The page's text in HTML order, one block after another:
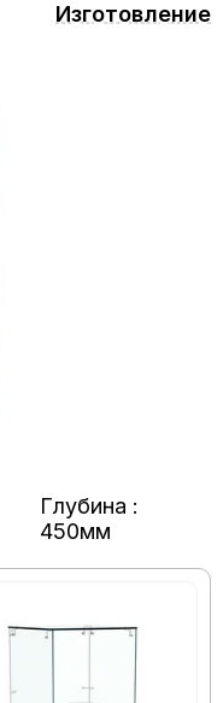
Изготовление
Глубина :
450мм